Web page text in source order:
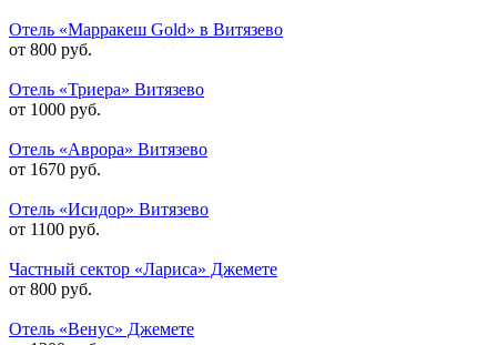
Отель «Марракеш Gold» в Витязево
от 800 руб.
Отель «Триера» Витязево
от 1000 руб.
Отель «Аврора» Витязево
от 1670 руб.
Отель «Исидор» Витязево
от 1100 руб.
Частный сектор «Лариса» Джемете
от 800 руб.
Отель «Венус» Джемете